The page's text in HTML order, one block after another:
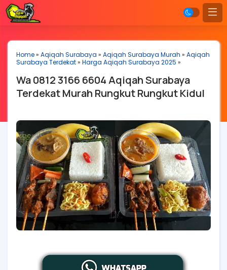
Home» Aqiqah Surabaya » Aqiqah Surabaya Murah » Aqiqah
Surabaya Terdekat» Harga Aqiqah Surabaya 2025 »
Wa 0812 3166 6604 Aqiqah Surabaya
Terdekat Murah Rungkut Rungkut Kidul